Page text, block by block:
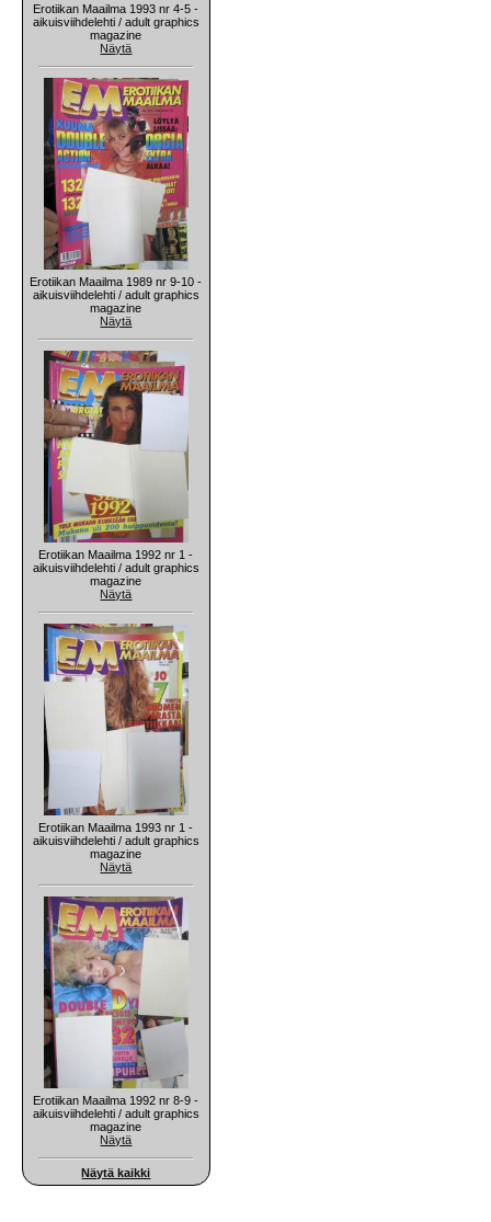
Erotiikan Maailma 1993 nr 4-5 -
aikuisviihdelehti / adult graphics
magazine
Näytä
Erotiikan Maailma 1989 nr 9-10 -
aikuisviihdelehti / adult graphics
magazine
Näytä
Erotiikan Maailma 1992 nr 1 -
aikuisviihdelehti / adult graphics
magazine
Näytä
Erotiikan Maailma 1993 nr 1 -
aikuisviihdelehti / adult graphics
magazine
Näytä
Erotiikan Maailma 1992 nr 8-9 -
aikuisviihdelehti / adult graphics
magazine
Näytä
Näytä kaikki